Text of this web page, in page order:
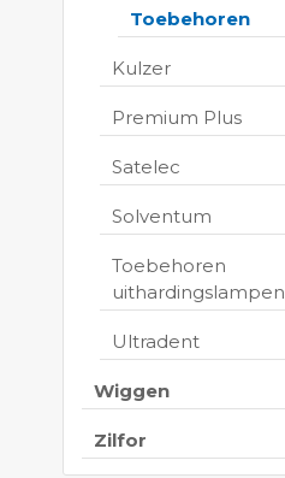
Toebehoren
Kulzer
Premium Plus
Satelec
Solventum
Toebehoren
uithardingslampen
Ultradent
Wiggen
Zilfor